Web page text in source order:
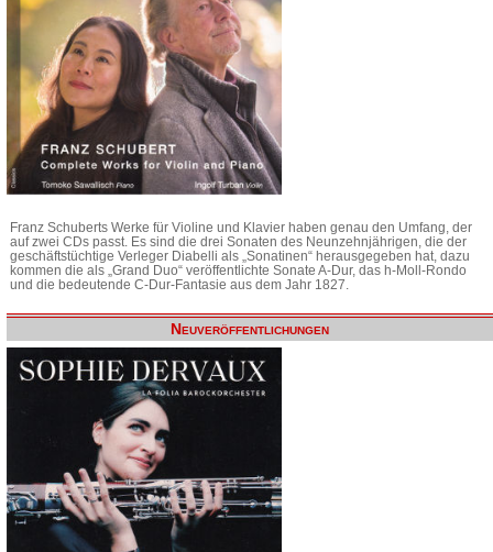
Franz Schuberts Werke für Violine und Klavier haben genau den Umfang, der
auf zwei CDs passt. Es sind die drei Sonaten des Neunzehnjährigen, die der
geschäftstüchtige Verleger Diabelli als „Sonatinen“ herausgegeben hat, dazu
kommen die als „Grand Duo“ veröffentlichte Sonate A-Dur, das h-Moll-Rondo
und die bedeutende C-Dur-Fantasie aus dem Jahr 1827.
Neuveröffentlichungen